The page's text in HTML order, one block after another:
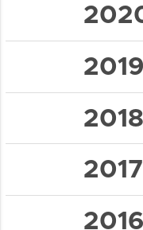
2019
2018
2017
2016